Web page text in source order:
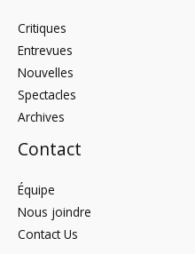
Critiques
Entrevues
Nouvelles
Spectacles
Archives
Contact
Équipe
Nous joindre
Contact Us